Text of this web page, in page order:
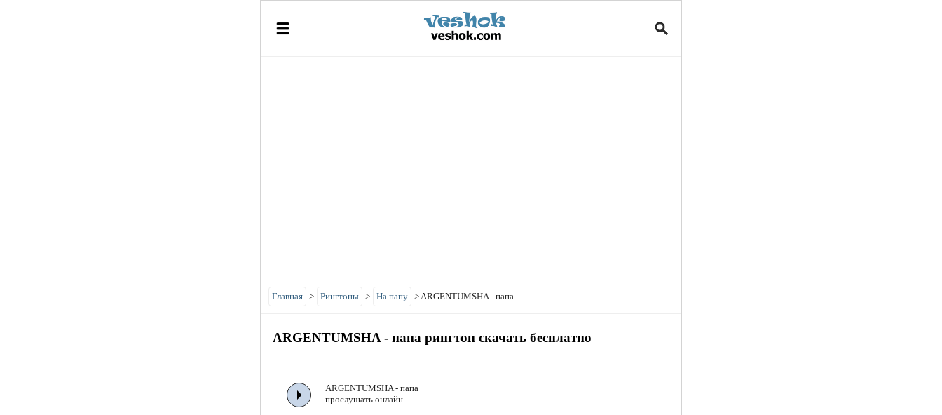
Главная > Рингтоны > На папу >ARGENTUMSHA - папа
ARGENTUMSHA - папа рингтон скачать бесплатно
ARGENTUMSHA - папа
прослушать онлайн